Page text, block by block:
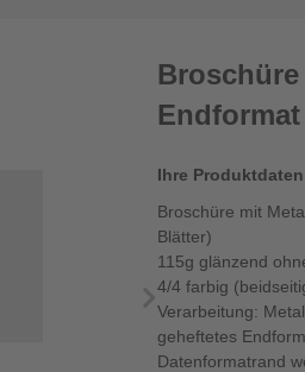
Endformat
Ihre
Broschüre mit
Blätter)
115g glänzend
4/4 farbig
Verarbeitung:
geheftetes
Datenformatrand